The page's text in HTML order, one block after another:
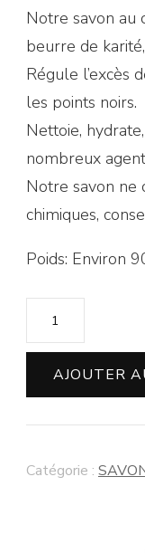
Notre savon au
beurre de
Régule l’excès
les points noirs.
Nettoie,
nombreux
Notre savon ne
chimiques,
Poids: Environ
AJOUTER
Catégorie :